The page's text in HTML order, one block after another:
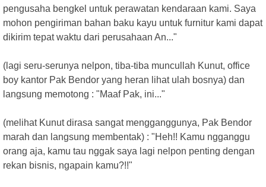
pengusaha bengkel untuk perawatan kendaraan kami. Saya
mohon pengiriman bahan baku kayu untuk furnitur kami dapat
dikirim tepat waktu dari perusahaan An..."
(lagi seru-serunya nelpon, tiba-tiba muncullah Kunut, office
boy kantor Pak Bendor yang heran lihat ulah bosnya) dan
langsung memotong : "Maaf Pak, ini..."
(melihat Kunut dirasa sangat mengganggunya, Pak Bendor
marah dan langsung membentak) : "Heh!! Kamu ngganggu
orang aja, kamu tau nggak saya lagi nelpon penting dengan
rekan bisnis, ngapain kamu?!!"